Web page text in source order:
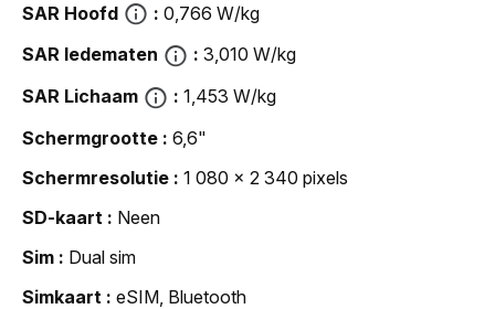
SAR Hoofd
0,766 W/kg
SAR ledematen
3,010 W/kg
SAR Lichaam
1,453 W/kg
Schermgrootte
6,6"
Schermresolutie
1 080 x 2 340 pixels
SD-kaart
Neen
Sim
Dual sim
Simkaart
eSIM, Bluetooth